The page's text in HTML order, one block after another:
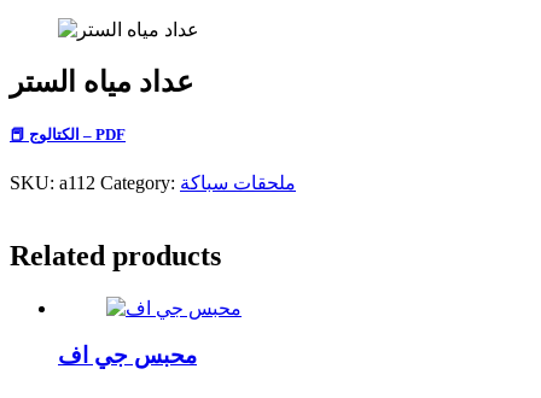
عداد مياه الستر
📕 الكتالوج – PDF
SKU: a112 Category: ملحقات سباكة
Related products
محبس جي اف